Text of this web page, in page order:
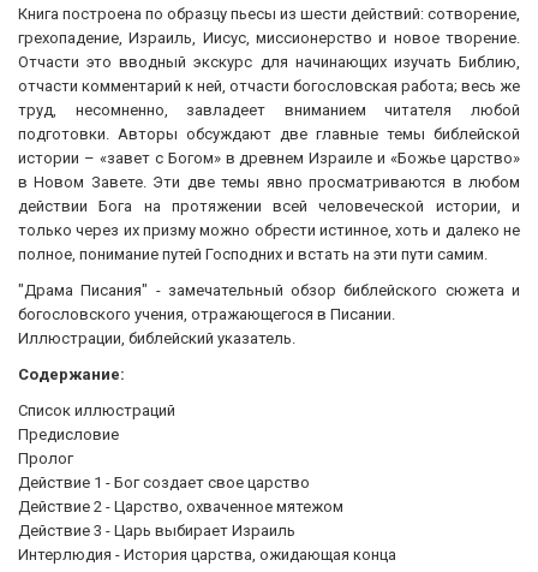
Книга построена по образцу пьесы из шести действий: сотворение,
грехопадение, Израиль, Иисус, миссионерство и новое творение.
Отчасти это вводный экскурс для начинающих изучать Библию,
отчасти комментарий к ней, отчасти богословская работа; весь же
труд, несомненно, завладеет вниманием читателя любой
подготовки. Авторы обсуждают две главные темы библейской
истории – «завет с Богом» в древнем Израиле и «Божье царство»
в Новом Завете. Эти две темы явно просматриваются в любом
действии Бога на протяжении всей человеческой истории, и
только через их призму можно обрести истинное, хоть и далеко не
полное, понимание путей Господних и встать на эти пути самим.
"Драма Писания" - замечательный обзор библейского сюжета и
богословского учения, отражающегося в Писании.
Иллюстрации, библейский указатель.
Содержание:
Список иллюстраций
Предисловие
Пролог
Действие 1 - Бог создает свое царство
Действие 2 - Царство, охваченное мятежом
Действие 3 - Царь выбирает Израиль
Интерлюдия - История царства, ожидающая конца